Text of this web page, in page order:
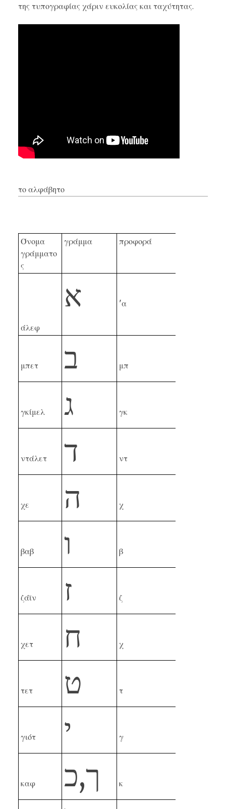
της τυπογραφίας χάριν ευκολίας και ταχύτητας.
το αλφάβητο
προφορά
γράμμα
Όνομα
γράμματο
ς
α' א
άλεφ
μπ ב μπετ
γκ ג γκίμελ
ντ ד ντάλετ
χ ה χε
β ו βαβ
ζ ז ζάϊν
χ ח χετ
τ ט τετ
γ י γιότ
κ ך,כ καφ